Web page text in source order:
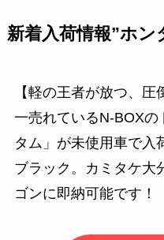
新着入荷情報”ホン
【軽の王者が放つ、
一売れているN-BOXの
タム」が未使用車で入
ブラック。カミタケ大
ゴンに即納可能です！